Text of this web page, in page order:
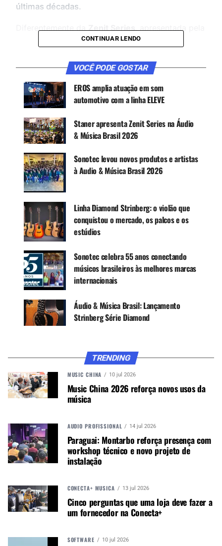
últimas décadas.
empresa no segmento de caixas acústicas ativas,
nos músicos e na amplificação de instrumentos.
Segundo a Staner, a linha combina identidade
clássica, confiabilidade e a experiência acumulada
em sonoridade e desempenho para aplicações
musicais.
CONTINUE ACOMPANHANDO
Receba novas matérias do Música & Mercado no
WhatsApp e no Google News.
Canal WhatsApp
OBX250
é direcionado a baixistas, enquanto o
foi criado para guitarristas, formando os
ARTISTAS ACOMPANHAM APRESENTAÇÃO DA
LINHA
também com a presença de artistas parceiros da
marca, entre eles
, baixista da
banda de Gusttavo Lima,Aninha Deleones,
Juninho Nakagawa e Moreira Júnior .
A participação dos músicos reforçou a relação da
CONTINUAR LENDO
VOCÊ PODE GOSTAR
EROS amplia atuação em som
automotivo com a linha ELEVE
Staner apresenta Zenit Series na Áudio
& Música Brasil 2026
Sonotec levou novos produtos e artistas
à Audio & Música Brasil 2026
Linha Diamond Strinberg: o violão que
conquistou o mercado, os palcos e os
estúdios
Sonotec celebra 55 anos conectando
músicos brasileiros às melhores marcas
internacionais
Áudio & Música Brasil: Lançamento
Strinberg Série Diamond
TRENDING
MUSIC CHINA 10 jul 2026
Music China 2026 reforça novos usos da
música
AUDIO PROFISSIONAL 14 jul 2026
Paraguai: Montarbo reforça presença com
workshop técnico e novo projeto de
instalação
CONECTA+ MÚSICA 13 jul 2026
Cinco perguntas que uma loja deve fazer a
um fornecedor na Conecta+
SOFTWARE 10 jul 2026